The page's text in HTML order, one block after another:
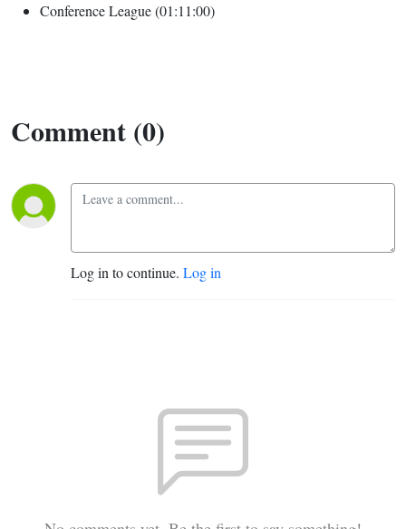
Conference League (01:11:00)
Comment (0)
Log in to continue. Log in